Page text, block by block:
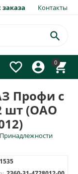
заказа Контакты
0




Профи с
шт (ОАО
Принадлежности
×
комплект 2 шт